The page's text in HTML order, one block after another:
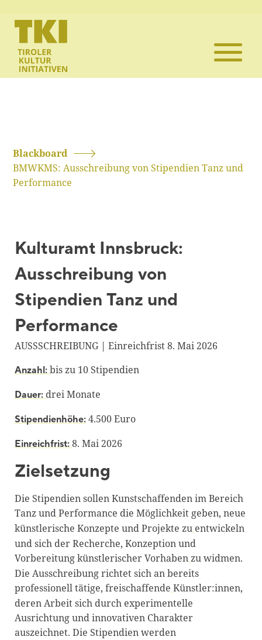
Blackboard
BMWKMS: Ausschreibung von Stipendien Tanz und
Performance
Kulturamt Innsbruck:
Ausschreibung von
Stipendien Tanz und
Performance
AUSSSCHREIBUNG | Einreichfrist 8. Mai 2026
Anzahl: bis zu 10 Stipendien
Dauer: drei Monate
Stipendienhöhe:4.500 Euro
Einreichfrist: 8. Mai 2026
Zielsetzung
Die Stipendien sollen Kunstschaffenden im Bereich
Tanz undPerformance die Möglichkeit geben, neue
künstlerische Konzepte und Projekte zu entwickeln
und sich der Recherche, Konzeption und
Vorbereitung künstlerischer Vorhabenzu widmen.
Die Ausschreibung richtet sich an bereits
professionell tätige, freischaffende Künstler:innen,
deren Arbeit sich durch experimentelle
Ausrichtung und innovativen Charakter
auszeichnet. Die Stipendien werden
Die TKI
Mitglieder
Projekte
Kontakt
Blackboard
Bibliothek
Newsletter